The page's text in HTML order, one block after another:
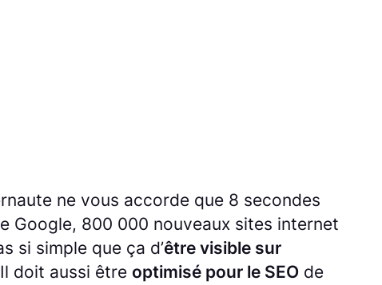
ne vous accorde que 8 secondes
Google, 800 000 nouveaux sites internet
si simple que ça d’être visible sur
doit aussi être optimisé pour le SEO de